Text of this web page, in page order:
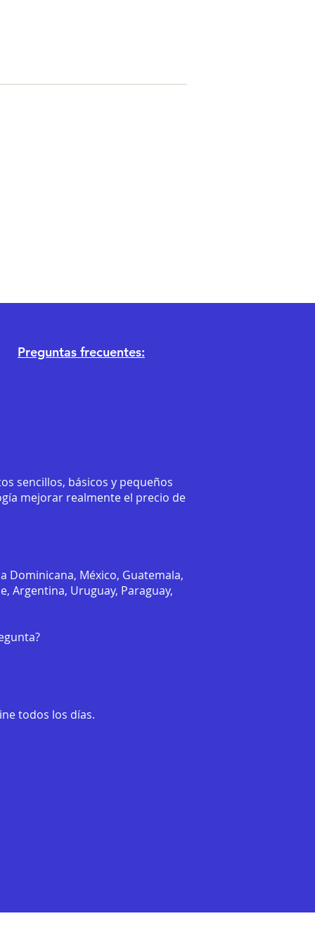
Preguntas frecuentes:
sencillos, básicos y pequeños
mejorar realmente el precio de
Dominicana, México, Guatemala,
Argentina, Uruguay, Paraguay,
todos los días.